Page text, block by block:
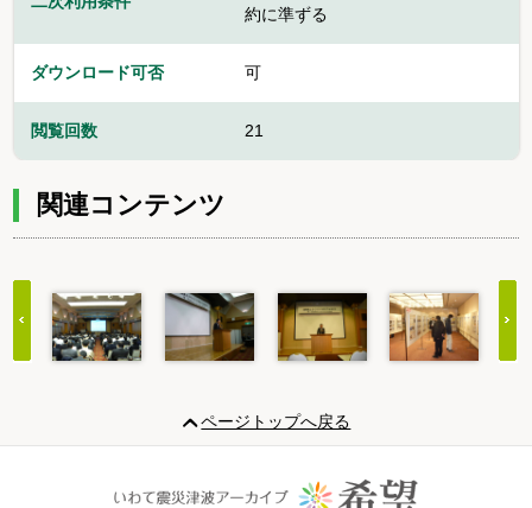
約に準ずる
ダウンロード可否 可
閲覧回数 21
関連コンテンツ
20
ページトップへ戻る